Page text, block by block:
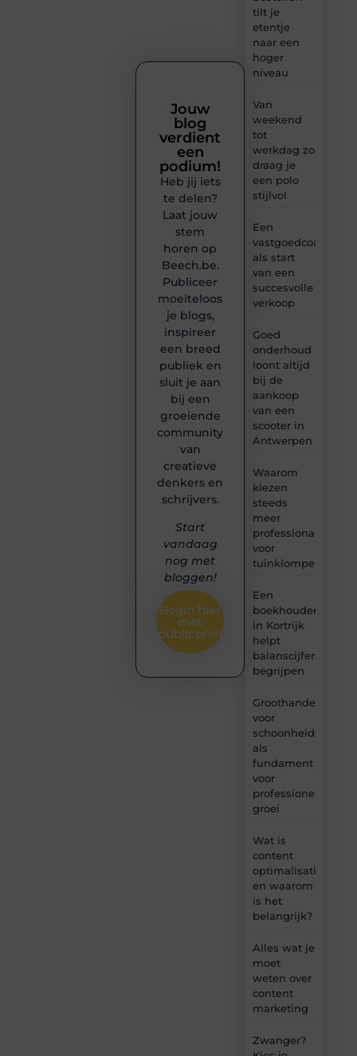
tilt je
etentje
naar een
hoger
niveau
Van
weekend
tot
werkdag zo
draag je
een polo
stijlvol
Een
vastgoedcoach
als start
van een
succesvolle
verkoop
Goed
onderhoud
loont altijd
bij de
aankoop
van een
scooter in
Antwerpen
Waarom
kiezen
steeds
meer
professionals
voor
tuinklompen?
Een
boekhouder
in Kortrijk
helpt
balanscijfers
begrijpen
Groothandel
voor
als
fundament
voor
professionele
groei
Wat is
content
optimalisatie
en waarom
is het
belangrijk?
Alles wat je
moet
weten over
content
marketing
Zwanger?
Jouw
blog
verdient
een
podium!
Heb jij iets
te delen?
Laat jouw
stem
horen op
Beech.be.
Publiceer
moeiteloos
je blogs,
inspireer
een breed
publiek en
sluit je aan
bij een
groeiende
community
van
creatieve
denkers en
schrijvers.
Start
vandaag
nog met
bloggen!
Begin hier
met
publiceren